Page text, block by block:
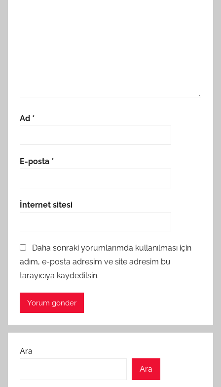
Ad *
E-posta *
İnternet sitesi
Daha sonraki yorumlarımda kullanılması için
adım, e-posta adresim ve site adresim bu
tarayıcıya kaydedilsin.
Ara
Ara